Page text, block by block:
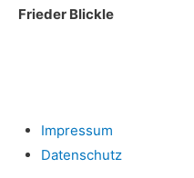
Frie­der Blickle
Impres­sum
Daten­schutz